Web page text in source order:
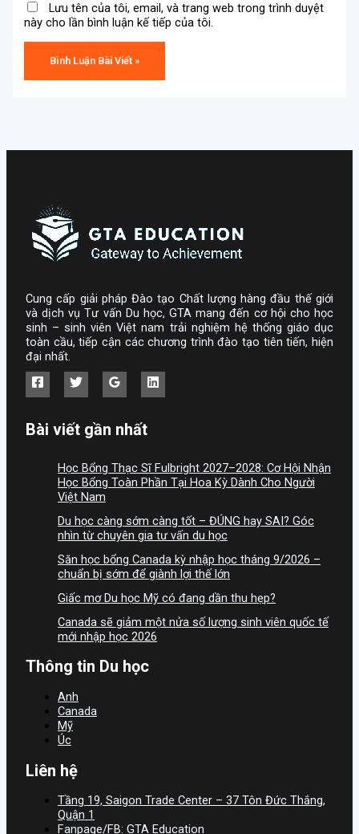
Lưu tên của tôi, email, và trang web trong trình duyệt
này cho lần bình luận kế tiếp của tôi.
Cung cấp giải pháp Đào tạo Chất lượng hàng đầu thế giới
và dịch vụ Tư vấn Du học, GTA mang đến cơ hội cho học
sinh – sinh viên Việt nam trải nghiệm hệ thống giáo dục
toàn cầu, tiếp cận các chương trình đào tạo tiên tiến, hiện
đại nhất.
Bài viết gần nhất
Học Bổng Thạc Sĩ Fulbright 2027–2028: Cơ Hội Nhận
Học Bổng Toàn Phần Tại Hoa Kỳ Dành Cho Người
Việt Nam
Du học càng sớm càng tốt – ĐÚNG hay SAI? Góc
nhìn từ chuyên gia tư vấn du học
Săn học bổng Canada kỳ nhập học tháng 9/2026 –
chuẩn bị sớm để giành lợi thế lớn
Giấc mơ Du học Mỹ có đang dần thu hẹp?
Canada sẽ giảm một nửa số lượng sinh viên quốc tế
mới nhập học 2026
Thông tin Du học
Anh
Canada
Mỹ
Úc
Liên hệ
Tầng 19, Saigon Trade Center – 37 Tôn Đức Thắng,
Quận 1
Fanpage/FB: GTA Education